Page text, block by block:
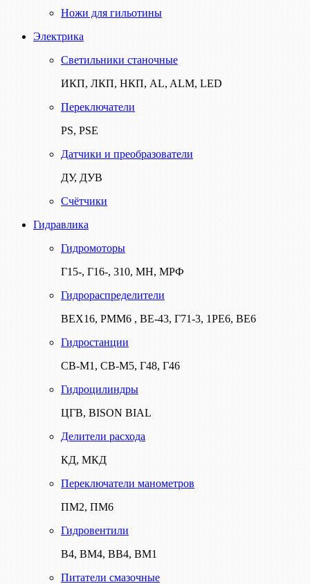
Ножи для гильотины
Электрика
Светильники станочные
ИКП, ЛКП, НКП, AL, ALM, LED
Переключатели
PS, PSE
Датчики и преобразователи
ДУ, ДУВ
Счётчики
Гидравлика
Гидромоторы
Г15-, Г16-, 310, МН, МРФ
Гидрораспределители
ВЕХ16, РММ6 , ВЕ-43, Г71-3, 1РЕ6, ВЕ6
Гидростанции
СВ-М1, СВ-М5, Г48, Г46
Гидроцилиндры
ЦГВ, BISON BIAL
Делители расхода
КД, МКД
Переключатели манометров
ПМ2, ПМ6
Гидровентили
В4, ВМ4, ВВ4, ВМ1
Питатели смазочные